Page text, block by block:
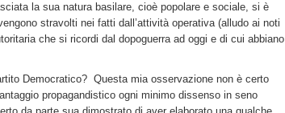
la sua natura basilare, cioè popolare e sociale, si è
stravolti nei fatti dall’attività operativa (alludo ai noti
che si ricordi dal dopoguerra ad oggi e di cui abbiano
Democratico? Questa mia osservazione non è certo
propagandistico ogni minimo dissenso in seno